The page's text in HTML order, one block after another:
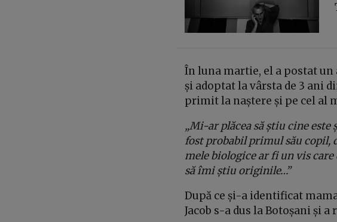
În luna martie, el a postat un
și adoptat la vârsta de 3 ani
primit la naștere și pe cel al
„Mi-ar plăcea să știu cine
fost probabil primul său copil,
mele biologice ar fi un vis
să îmi știu originile…”
După ce și-a identificat
Jacob s-a dus la Botoșani și